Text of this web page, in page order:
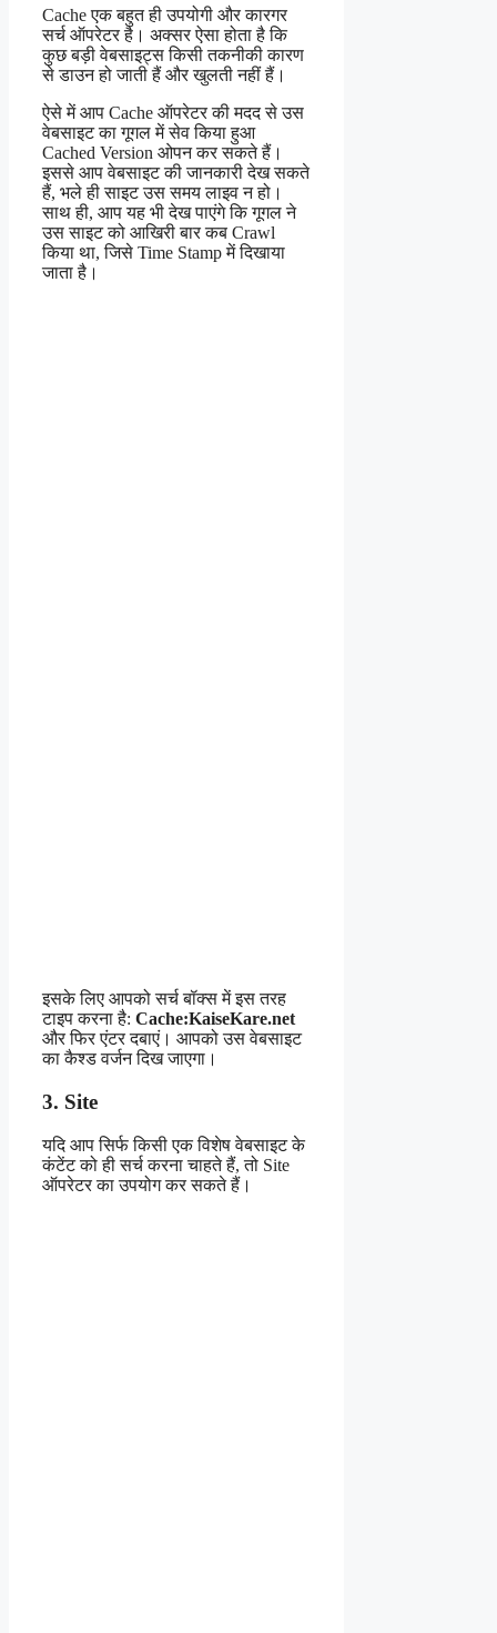
Cache एक बहुत ही उपयोगी और कारगर
सर्च ऑपरेटर है। अक्सर ऐसा होता है कि
कुछ बड़ी वेबसाइट्स किसी तकनीकी कारण
से डाउन हो जाती हैं और खुलती नहीं हैं।
ऐसे में आप Cache ऑपरेटर की मदद से उस
वेबसाइट का गूगल में सेव किया हुआ
Cached Version ओपन कर सकते हैं।
इससे आप वेबसाइट की जानकारी देख सकते
हैं, भले ही साइट उस समय लाइव न हो।
साथ ही, आप यह भी देख पाएंगे कि गूगल ने
उस साइट को आखिरी बार कब Crawl
किया था, जिसे Time Stamp में दिखाया
जाता है।
इसके लिए आपको सर्च बॉक्स में इस तरह
टाइप करना है: Cache:KaiseKare.net
और फिर एंटर दबाएं। आपको उस वेबसाइट
का कैश्ड वर्जन दिख जाएगा।
3. Site
यदि आप सिर्फ किसी एक विशेष वेबसाइट के
कंटेंट को ही सर्च करना चाहते हैं, तो Site
ऑपरेटर का उपयोग कर सकते हैं।